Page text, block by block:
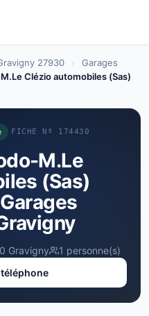
27930 ›
Garages
Clézio automobiles (Sas)
FICHE Nº 174430
M.Le
(Sas)
Gravigny
1 personne(s)